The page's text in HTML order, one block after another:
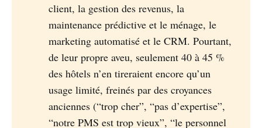
client, la gestion des revenus, la
maintenance prédictive et le ménage, le
marketing automatisé et le CRM. Pourtant,
de leur propre aveu, seulement 40 à 45 %
des hôtels n’en tireraient encore qu’un
usage limité, freinés par des croyances
anciennes (“trop cher”, “pas d’expertise”,
“notre PMS est trop vieux”, “le personnel